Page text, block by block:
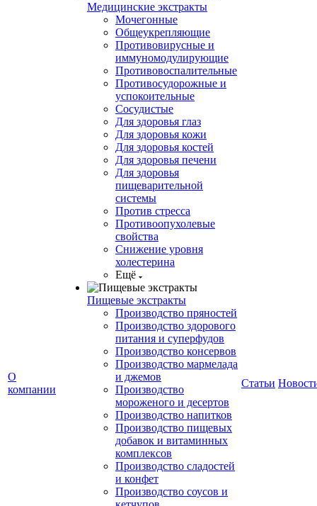
О
компании
Медицинские экстракты
Мочегонные
Общеукрепляющие
Противовирусные и
иммуномодулирующие
Противовоспалительные
Противосудорожные и
успокоительные
Сосудистые
Для здоровья глаз
Для здоровья кожи
Для здоровья костей
Для здоровья печени
Для здоровья
пищеварительной
системы
Против стресса
Противоопухолевые
свойства
Снижение уровня
холестерина
Ещё
Пищевые экстракты
Производство пряностей
Производство здорового
питания и суперфудов
Производство консервов
Производство мармелада
и джемов
Производство
мороженого и десертов
Производство напитков
Производство пищевых
добавок и витаминных
комплексов
Производство сладостей
и конфет
Производство соусов и
Статьи